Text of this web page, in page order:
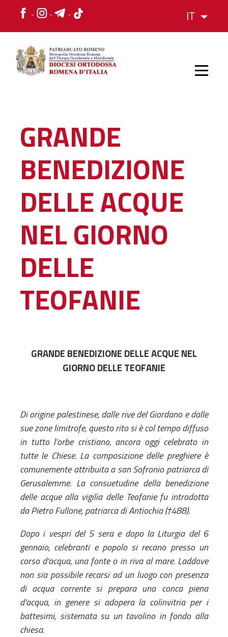
IT
STORIA
L'ORGANIZZAZIONE
L'ORGANIZZAZIONE
La Struttura
Amministrativa
monumenti
Diaconie
Cimiteri
Parrocchie
Comunicati stampa
Gli Statuti e le leggi
Lettere pastorali
Biblioteca
Risorse multimediali
Opinioni Ortodosse
Dalla vita
della”famiglia” della
diocesi
CSDE
La Parola del Vescovo
Lectura Lunii
Prezentarea
Parohiilor
GRANDE
BENEDIZIONE
DELLE ACQUE
NEL GIORNO
DELLE
TEOFANIE
GRANDE BENEDIZIONE DELLE ACQUE NEL
GIORNO DELLE TEOFANIE
Di origine palestinese, dalle rive del Giordano e dalle
sue zone limitrofe, questo rito si è col tempo diffuso
in tutto l’orbe cristiano, ancora oggi celebrato in
tutte le Chiese. La composizione delle preghiere è
comunemente attribuita a san Sofronio patriarca di
Gerusalemme. La consuetudine della benedizione
delle acque alla vigilia delle Teofanie fu introdotta
da Pietro Fullone, patriarca di Antiochia (†488).
Dopo i vespri del 5 sera e dopo la Liturgia del 6
gennaio, celebranti e popolo si recano presso un
corso d’acqua, una fonte o in riva al mare. Laddove
non sia possibile recarsi ad un luogo con presenza
di acqua corrente si prepara una conca piena
d’acqua, in genere si adopera la colinvitria per i
battesimi, sistemata su un tavolino in fondo alla
chiesa.